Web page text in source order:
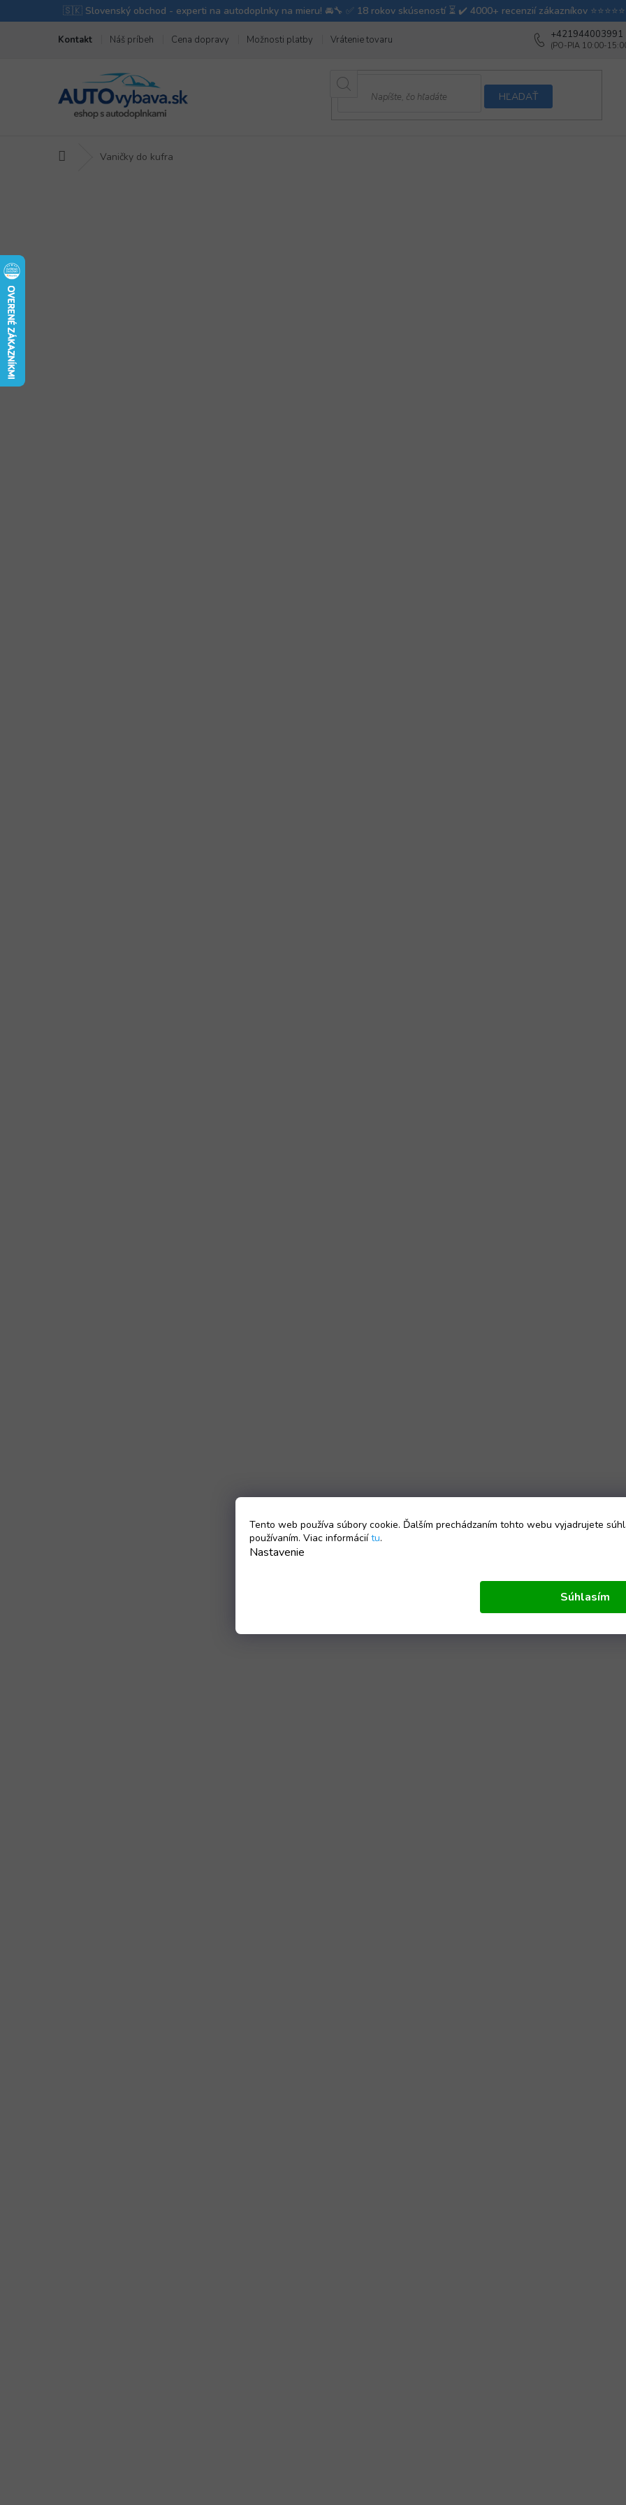
Tento web používa súbory cookie. Ďalším prechádzaním tohto webu vyjadrujete
používaním. Viac informáciítu.
Nastavenie
Súhlasím
Kontakt Náš príbeh Cena dopravy Možnosti platby Vrátenie tovaru Ako balíme v
+421944003991
HĽADAŤ
DomovVaničky do kufra